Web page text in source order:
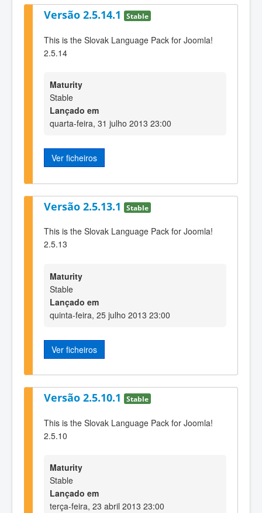
Versão 2.5.14.1 Stable
This is the Slovak Language Pack for Joomla!
2.5.14
Maturity
Stable
Lançado em
quarta-feira, 31 julho 2013 23:00
Ver ficheiros
Versão 2.5.13.1 Stable
This is the Slovak Language Pack for Joomla!
2.5.13
Maturity
Stable
Lançado em
quinta-feira, 25 julho 2013 23:00
Ver ficheiros
Versão 2.5.10.1 Stable
This is the Slovak Language Pack for Joomla!
2.5.10
Maturity
Stable
Lançado em
terça-feira, 23 abril 2013 23:00